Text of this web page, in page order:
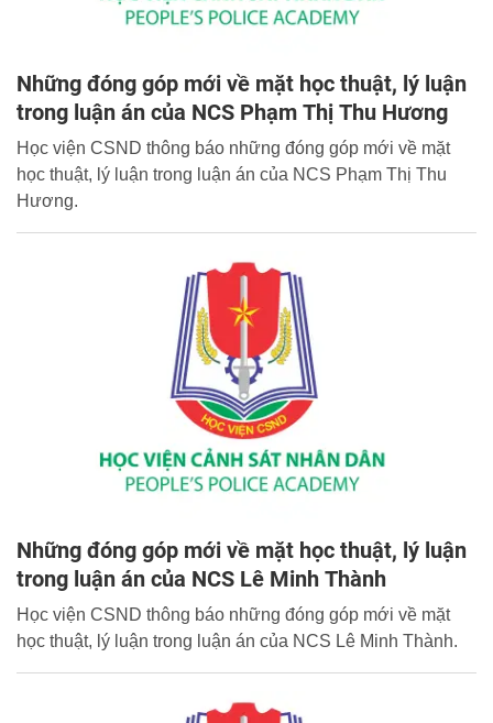
Những đóng góp mới về mặt học thuật, lý luận
trong luận án của NCS Phạm Thị Thu Hương
Học viện CSND thông báo những đóng góp mới về mặt
học thuật, lý luận trong luận án của NCS Phạm Thị Thu
Hương.
Những đóng góp mới về mặt học thuật, lý luận
trong luận án của NCS Lê Minh Thành
Học viện CSND thông báo những đóng góp mới về mặt
học thuật, lý luận trong luận án của NCS Lê Minh Thành.